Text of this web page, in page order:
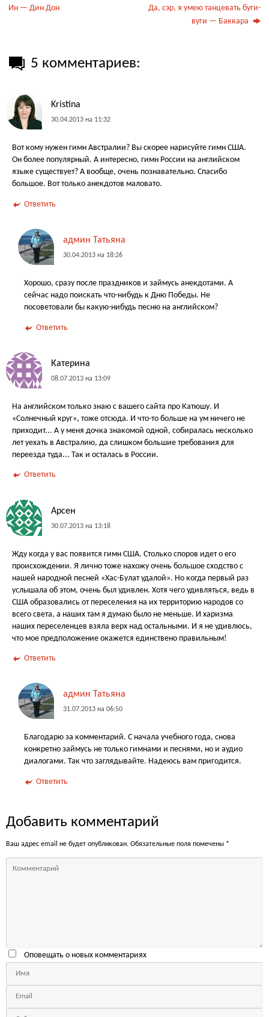
Ин — Дин Дон
Да, сэр, я умею танцевать буги-
вуги — Баккара
5 комментариев:
Kristina
30.04.2013 на 11:32
Вот кому нужен гимн Австралии? Вы скорее нарисуйте гимн США.
Он более популярный. А интересно, гимн России на английском
языке существует? А вообще, очень познавательно. Спасибо
большое. Вот только анекдотов маловато.
Ответить
админ Татьяна
30.04.2013 на 18:26
Хорошо, сразу после праздников и займусь анекдотами. А
сейчас надо поискать что-нибудь к Дню Победы. Не
посоветовали бы какую-нибудь песню на английском?
Ответить
Катерина
08.07.2013 на 13:09
На английском только знаю с вашего сайта про Катюшу. И
«Солнечный круг», тоже отсюда. И что-то больше на ум ничего не
приходит... А у меня дочка знакомой одной, собиралась несколько
лет уехать в Австралию, да слишком большие требования для
переезда туда... Так и осталась в России.
Ответить
Арсен
30.07.2013 на 13:18
Жду когда у вас появится гимн США. Столько споров идет о его
происхождении. Я лично тоже нахожу очень большое сходство с
нашей народной песней «Хас-Булат удалой». Но когда первый раз
услышала об этом, очень был удивлен. Хотя чего удивляться, ведь в
США образовались от переселения на их территорию народов со
всего света, а наших там я думаю было не меньше. И харизма
наших переселенцев взяла верх над остальными. И я не удивлюсь,
что мое предположение окажется единствено правильным!
Ответить
админ Татьяна
31.07.2013 на 06:50
Благодарю за комментарий. С начала учебного года, снова
конкретно займусь не только гимнами и песнями, но и аудио
диалогами. Так что заглядывайте. Надеюсь вам пригодится.
Ответить
Добавить комментарий
Ваш адрес email не будет опубликован. Обязательные поля помечены *
Оповещать о новых комментариях